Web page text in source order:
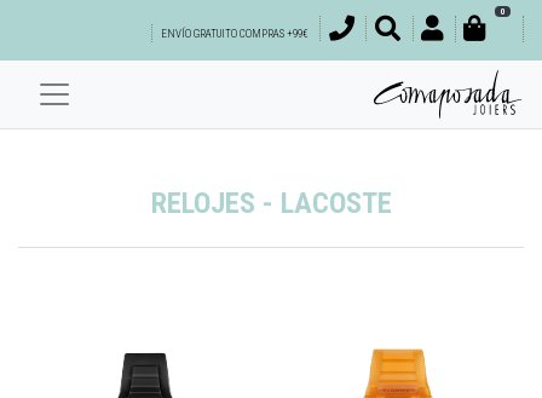
ENVÍO GRATUITO COMPRAS +99€
0
RELOJES - LACOSTE